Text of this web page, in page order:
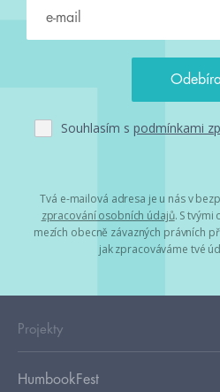
Souhlasím s podmínkami
Tvá e-mailová adresa je u nás v
zpracování osobních údajů. S tvými
mezích obecně závazných právních
jak zpracováváme tvé
Projekty
HumbookFest